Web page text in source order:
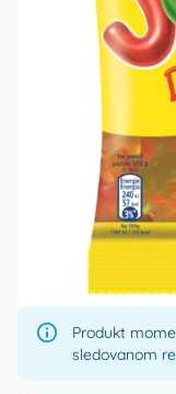
Produkt
sledovanom